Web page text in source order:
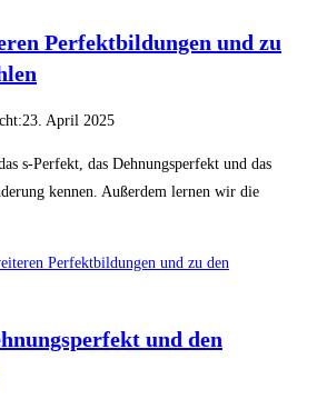
Perfektbildungen und zu
23. April 2025
s-Perfekt, das Dehnungsperfekt und das
kennen. Außerdem lernen wir die
Perfektbildungen und zu den
und den